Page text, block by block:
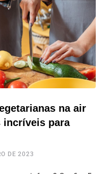
na air
incríveis para
DE 2023